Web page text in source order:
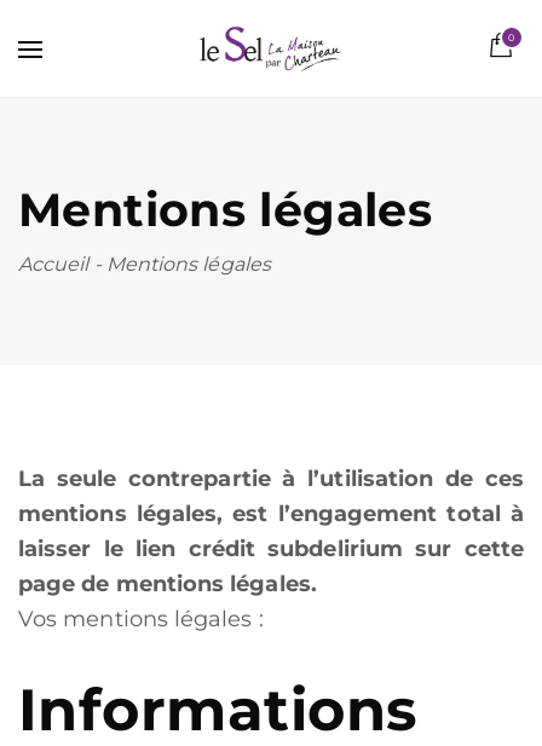
0
Mentions légales
Accueil - Mentions légales
La seule contrepartie à l’utilisation de ces
mentions légales, est l’engagement total à
laisser le lien crédit subdelirium sur cette
page de mentions légales.
Vos mentions légales :
Informations